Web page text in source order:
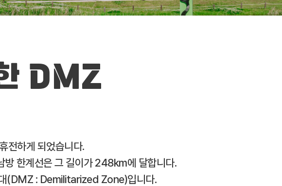
DMZ
전하게 되었습니다.
방 한계선은 그 길이가 248km에 달합니다.
대(DMZ : Demilitarized Zone)입니다.